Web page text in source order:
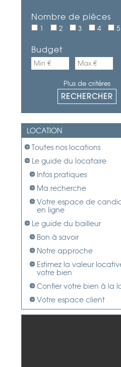
Nombre de pièces
1 2 3 4
Budget
Plus de critères
LOCATION
Toutes nos locations
Le guide du locataire
Infos pratiques
Ma recherche
Votre espace de
en ligne
Le guide du bailleur
Bon à savoir
Notre approche
Estimez la valeur
votre bien
Confier votre bien à la
Votre espace client